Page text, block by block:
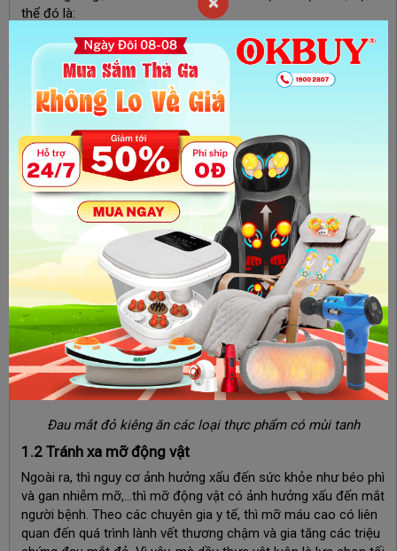
thể đó là:
1.1 Đau mắt đỏ kiêng ăn thực phẩm có mùi tanh
Tránh xa các loại hải sản như là cá chép, cá trê, tôm, cua và
ốc. Mùi tanh của những loại thực phẩm này có thể bình thường
đối với người khỏe mạnh nhưng đối với lại bệnh nhân đau mắt
đỏ, thì chúng sẽ càng khiến họ khó chịu hơn. Ngoài ra, thì thực
phẩm tanh sẽ làm nặng thêm tình trạng nhiễm trùng của kết
mạc và kéo dài thời gian hồi phục của các triệu chứng đau
mắt đỏ hơn.
Đau mắt đỏ kiêng ăn các loại thực phẩm có mùi tanh
1.2 Tránh xa mỡ động vật
Ngoài ra, thì nguy cơ ảnh hưởng xấu đến sức khỏe như béo phì
và gan nhiễm mỡ,…thì mỡ động vật có ảnh hưởng xấu đến mắt
người bệnh. Theo các chuyên gia y tế, thì mỡ máu cao có liên
quan đến quá trình lành vết thương chậm và gia tăng các triệu